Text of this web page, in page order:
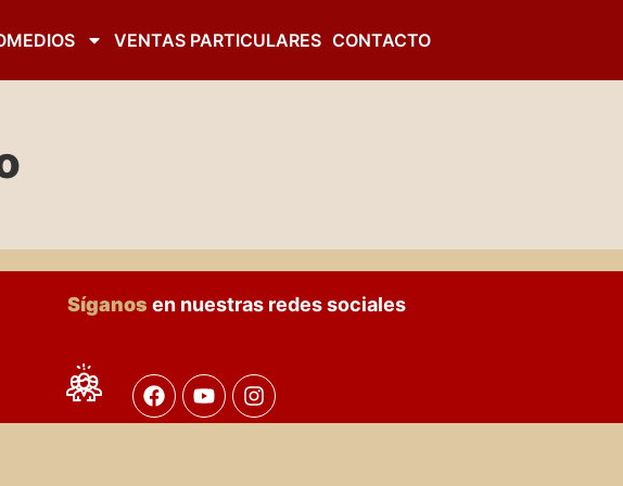
VENTAS PARTICULARES CONTACTO
Síganos en nuestras redes sociales